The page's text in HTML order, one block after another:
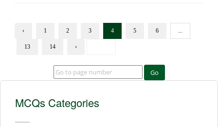
‹ 1 2 3 4 5 6 ...
13 14 ›
Go
MCQs Categories